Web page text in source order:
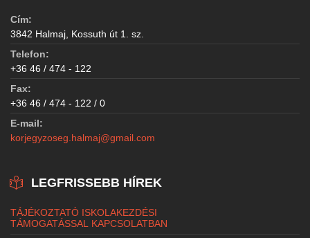
Cím:
3842 Halmaj, Kossuth út 1. sz.
Telefon:
+36 46 / 474 - 122
Fax:
+36 46 / 474 - 122 / 0
E-mail:
korjegyzoseg.halmaj@gmail.com
LEGFRISSEBB HÍREK
TÁJÉKOZTATÓ ISKOLAKEZDÉSI
TÁMOGATÁSSAL KAPCSOLATBAN